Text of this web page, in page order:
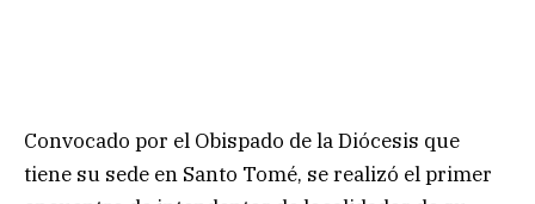
Convocado por el Obispado de la Diócesis que
tiene su sede en Santo Tomé, se realizó el primer